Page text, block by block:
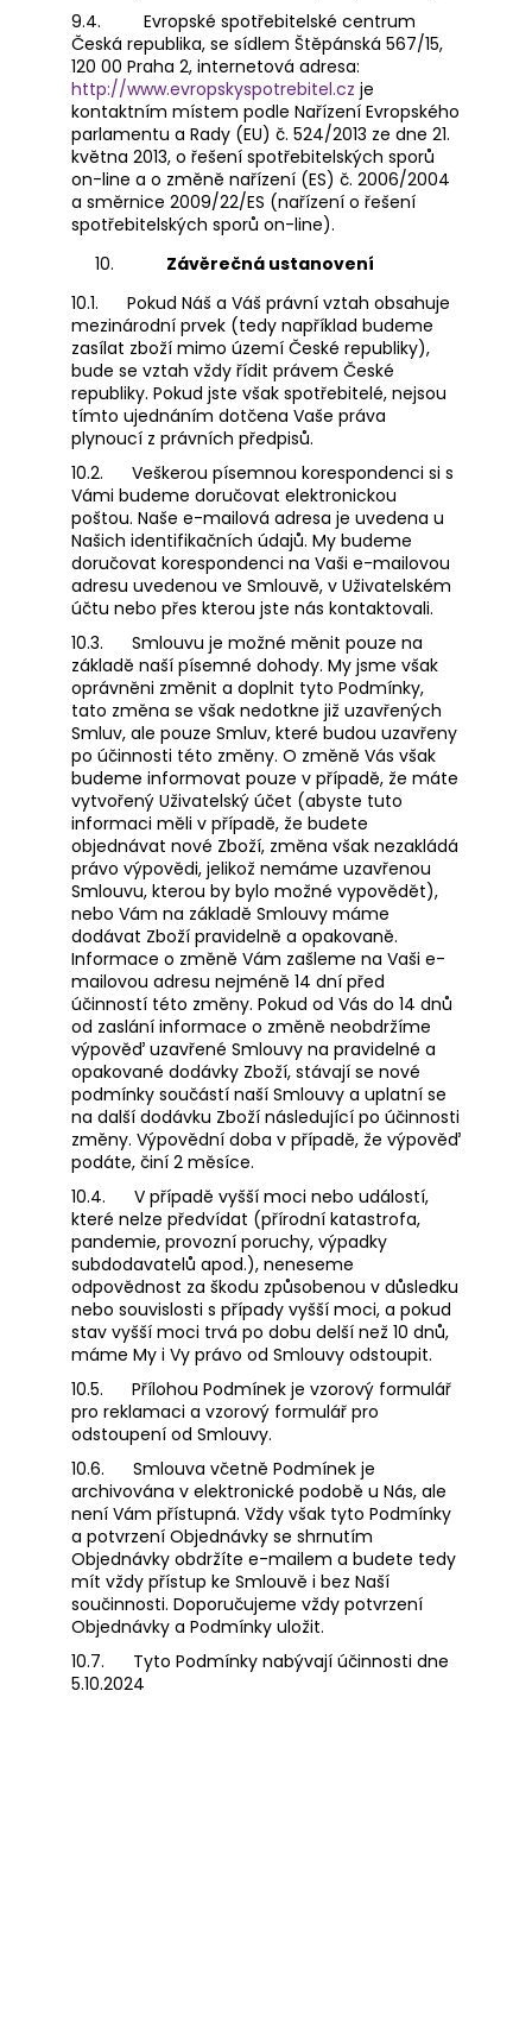
9.4.
Evropské spotřebitelské centrum
Česká republika, se sídlem Štěpánská 567/15,
120 00 Praha 2, internetová adresa:
http://www.evropskyspotrebitel.cz je
kontaktním místem podle Nařízení Evropského
parlamentu a Rady (EU) č. 524/2013 ze dne 21.
května 2013, o řešení spotřebitelských sporů
on-line a o změně nařízení (ES) č. 2006/2004
a směrnice 2009/22/ES (nařízení o řešení
spotřebitelských sporů on-line).
Závěrečná ustanovení
10.1.
Pokud Náš a Váš právní vztah obsahuje
mezinárodní prvek (tedy například budeme
zasílat zboží mimo území České republiky),
bude se vztah vždy řídit právem České
republiky. Pokud jste však spotřebitelé, nejsou
tímto ujednáním dotčena Vaše práva
plynoucí z právních předpisů.
10.2.
Veškerou písemnou korespondenci si s
Vámi budeme doručovat elektronickou
poštou. Naše e-mailová adresa je uvedena u
Našich identifikačních údajů. My budeme
doručovat korespondenci na Vaši e-mailovou
adresu uvedenou ve Smlouvě, v Uživatelském
účtu nebo přes kterou jste nás kontaktovali.
10.3.
Smlouvu je možné měnit pouze na
základě naší písemné dohody. My jsme však
oprávněni změnit a doplnit tyto Podmínky,
tato změna se však nedotkne již uzavřených
Smluv, ale pouze Smluv, které budou uzavřeny
po účinnosti této změny. O změně Vás však
budeme informovat pouze v případě, že máte
vytvořený Uživatelský účet (abyste tuto
informaci měli v případě, že budete
objednávat nové Zboží, změna však nezakládá
právo výpovědi, jelikož nemáme uzavřenou
Smlouvu, kterou by bylo možné vypovědět),
nebo Vám na základě Smlouvy máme
dodávat Zboží pravidelně a opakovaně.
Informace o změně Vám zašleme na Vaši e-
mailovou adresu nejméně 14 dní před
účinností této změny. Pokud od Vás do 14 dnů
od zaslání informace o změně neobdržíme
výpověď uzavřené Smlouvy na pravidelné a
opakované dodávky Zboží, stávají se nové
podmínky součástí naší Smlouvy a uplatní se
na další dodávku Zboží následující po účinnosti
změny. Výpovědní doba v případě, že výpověď
podáte, činí 2 měsíce.
10.4.
V případě vyšší moci nebo událostí,
které nelze předvídat (přírodní katastrofa,
pandemie, provozní poruchy, výpadky
subdodavatelů apod.), neneseme
odpovědnost za škodu způsobenou v důsledku
nebo souvislosti s případy vyšší moci, a pokud
stav vyšší moci trvá po dobu delší než 10 dnů,
máme My i Vy právo od Smlouvy odstoupit.
10.5.
Přílohou Podmínek je vzorový formulář
pro reklamaci a vzorový formulář pro
odstoupení od Smlouvy.
10.6.
Smlouva včetně Podmínek je
archivována v elektronické podobě u Nás, ale
není Vám přístupná. Vždy však tyto Podmínky
a potvrzení Objednávky se shrnutím
Objednávky obdržíte e-mailem a budete tedy
mít vždy přístup ke Smlouvě i bez Naší
součinnosti. Doporučujeme vždy potvrzení
Objednávky a Podmínky uložit.
10.7.
Tyto Podmínky nabývají účinnosti dne
5.10.2024